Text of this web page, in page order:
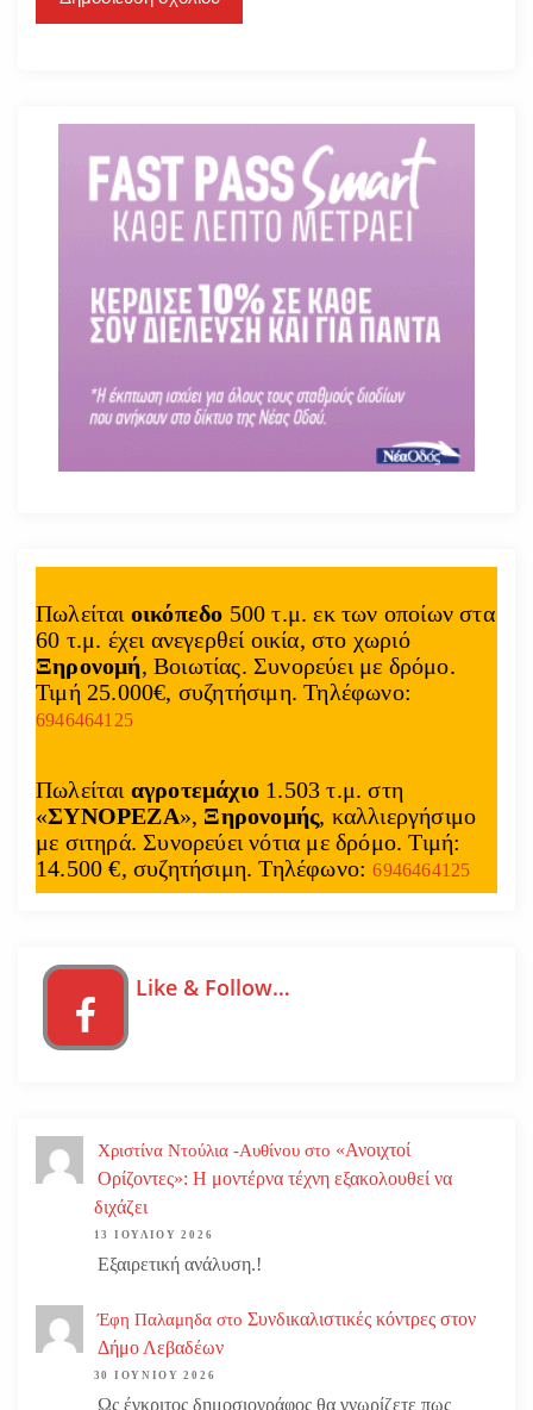
Πωλείται οικόπεδο 500 τ.μ. εκ των οποίων στα
60 τ.μ. έχει ανεγερθεί οικία, στο χωριό
Ξηρονομή, Βοιωτίας. Συνορεύει με δρόμο.
Τιμή 25.000€, συζητήσιμη. Τηλέφωνο:
6946464125
Πωλείται αγροτεμάχιο 1.503 τ.μ. στη
«ΣΥΝΟΡΕΖΑ», Ξηρονομής, καλλιεργήσιμο
με σιτηρά. Συνορεύει νότια με δρόμο. Τιμή:
14.500 €, συζητήσιμη. Τηλέφωνο:6946464125
Like & Follow…
Χριστίνα Ντούλια -Αυθίνου στο «Ανοιχτοί
Ορίζοντες»: Η μοντέρνα τέχνη εξακολουθεί να
διχάζει
13 ΙΟΥΛΊΟΥ 2026
Εξαιρετική ανάλυση.!
Έφη Παλαμηδα στο Συνδικαλιστικές κόντρες στον
Δήμο Λεβαδέων
30 ΙΟΥΝΊΟΥ 2026
Ως έγκριτος δημοσιογράφος θα γνωρίζετε πως